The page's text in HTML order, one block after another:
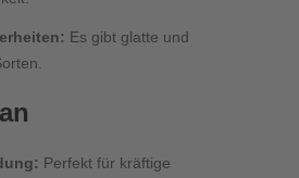
Es gibt glatte und
Perfekt für kräftige